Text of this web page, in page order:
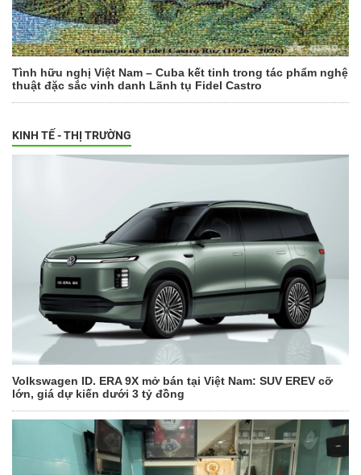
Tình hữu nghị Việt Nam – Cuba kết tinh trong tác phẩm nghệ
thuật đặc sắc vinh danh Lãnh tụ Fidel Castro
KINH TẾ - THỊ TRƯỜNG
Volkswagen ID. ERA 9X mở bán tại Việt Nam: SUV EREV cỡ
lớn, giá dự kiến dưới 3 tỷ đồng